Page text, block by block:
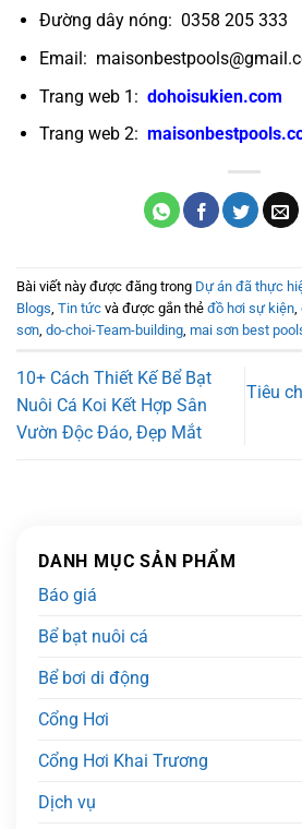
Đường dây nóng: 0358 205 333
Email:
Trang web 1: dohoisukien.com
Trang web 2:
Bài viết này được đăng trong Dự án đã thực
Blogs Tin tức và được gắn thẻ đồ hơi sự kiện
sơn do-choi-Team-building mai sơn best
10+ Cách Thiết Kế Bể Bạt
Nuôi Cá Koi Kết Hợp Sân
Vườn Độc Đáo, Đẹp Mắt
Tiêu
DANH MỤC SẢN PHẨM
Báo giá
Bể bạt nuôi cá
Bể bơi di động
Cổng Hơi
Cổng Hơi Khai Trương
Dịch vụ